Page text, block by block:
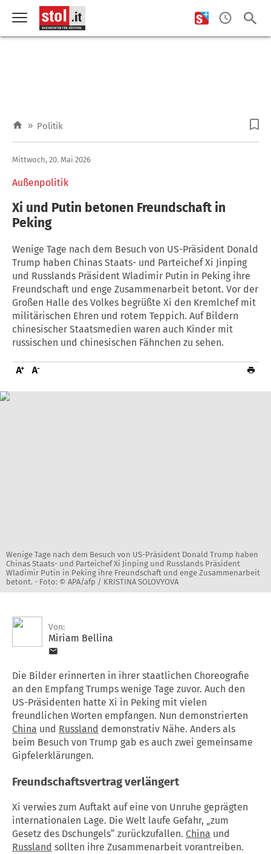
» Politik
Außenpolitik
Mittwoch, 20. Mai 2026
Xi und Putin betonen Freundschaft in
Peking
Wenige Tage nach dem Besuch von US-Präsident Donald
Trump haben Chinas Staats- und Parteichef Xi Jinping
und Russlands Präsident Wladimir Putin in Peking ihre
Freundschaft und enge Zusammenarbeit betont. Vor der
Großen Halle des Volkes begrüßte Xi den Kremlchef mit
militärischen Ehren und rotem Teppich. Auf Bildern
chinesischer Staatsmedien waren auch Kinder mit
russischen und chinesischen Fähnchen zu sehen.
Wenige Tage nach dem Besuch von US-Präsident Donald Trump haben
Chinas Staats- und Parteichef Xi Jinping und Russlands Präsident
Wladimir Putin in Peking ihre Freundschaft und enge Zusammenarbeit
betont. - Foto: © APA/afp / KRISTINA SOLOVYOVA
Von:
Miriam Bellina
Die Bilder erinnerten in ihrer staatlichen Choreografie
an den Empfang Trumps wenige Tage zuvor. Auch den
US-Präsidenten hatte Xi in Peking mit vielen
freundlichen Worten empfangen. Nun demonstrierten
China und Russland demonstrativ Nähe. Anders als
beim Besuch von Trump gab es auch zwei gemeinsame
Gipfelerklärungen.
Freundschaftsvertrag verlängert
Xi verwies zum Auftakt auf eine von Unruhe geprägten
internationalen Lage. Die Welt laufe Gefahr, „zum
Gesetz des Dschungels“ zurückzufallen. China und
Russland sollten ihre Zusammenarbeit vorantreiben.